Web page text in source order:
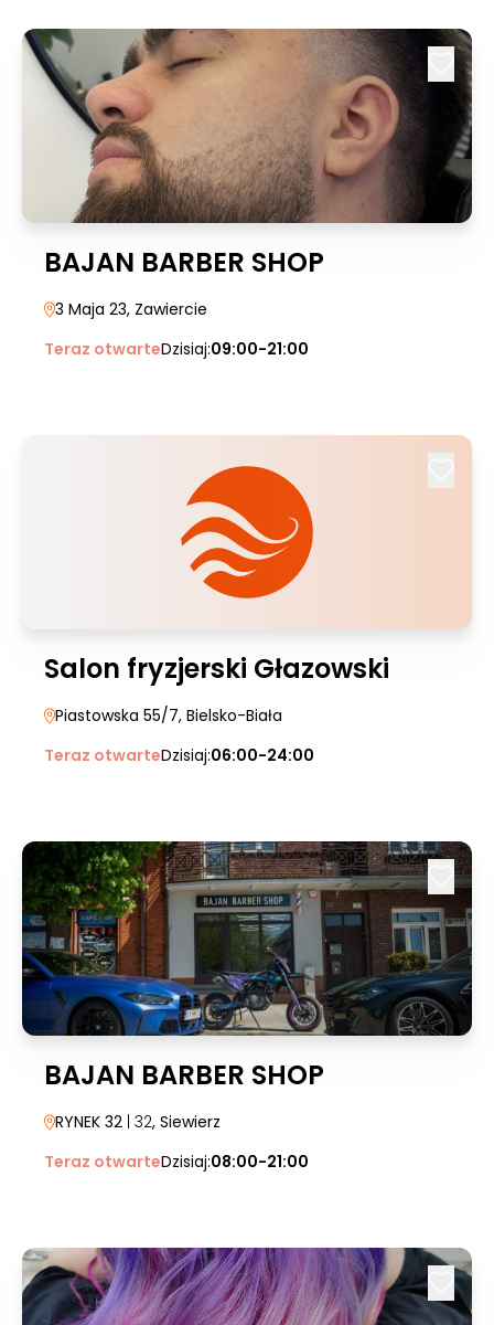
BAJAN BARBER SHOP
3 Maja 23, Zawiercie
Teraz otwarteDzisiaj:09:00-21:00
Salon fryzjerski Głazowski
Piastowska 55/7, Bielsko-Biała
Teraz otwarteDzisiaj:06:00-24:00
BAJAN BARBER SHOP
RYNEK 32 | 32, Siewierz
Teraz otwarteDzisiaj:08:00-21:00